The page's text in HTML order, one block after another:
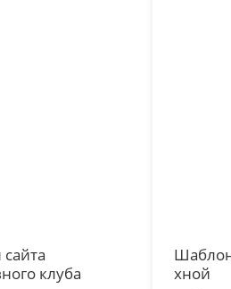
клуба
хной